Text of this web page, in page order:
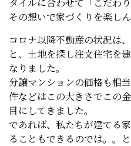
その想いで家づくりを楽し
コロナ以降不動産の状況は
と、土地を探し注文住宅を
なりました。
分譲マンションの価格も相
件などはこの大きさでこの
目にしてきました。
であれば、私たちが建てる
ることもできるのでは。。